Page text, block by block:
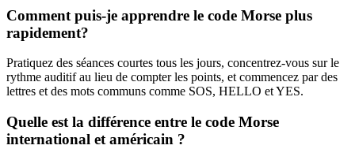
Comment puis-je apprendre le code Morse plus
rapidement?
Pratiquez des séances courtes tous les jours, concentrez-vous sur le
rythme auditif au lieu de compter les points, et commencez par des
lettres et des mots communs comme SOS, HELLO et YES.
Quelle est la différence entre le code Morse
international et américain ?